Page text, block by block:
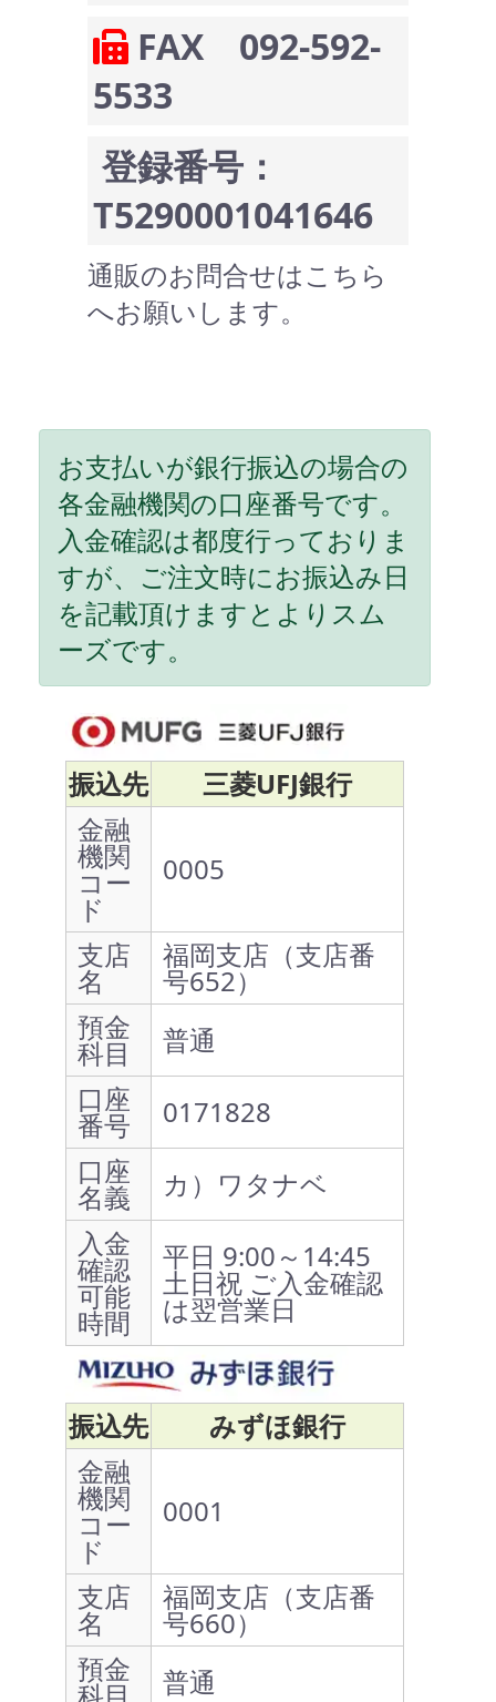
FAX 092-592-
5533
登録番号：
T5290001041646
通販のお問合せはこちら
へお願いします。
お支払いが銀行振込の場合の
各金融機関の口座番号です。
入金確認は都度行っておりま
すが、ご注文時にお振込み日
を記載頂けますとよりスム
ーズです。
振込先
三菱UFJ銀行
金融
機関
コー
ド
0005
支店
名
福岡支店（支店番
号652）
預金
科目
普通
口座
番号
0171828
口座
名義
カ）ワタナベ
入金
確認
可能
時間
平日 9:00～14:45
土日祝 ご入金確認
は翌営業日
振込先
みずほ銀行
金融
機関
コー
ド
0001
支店
名
福岡支店（支店番
号660）
預金
普通